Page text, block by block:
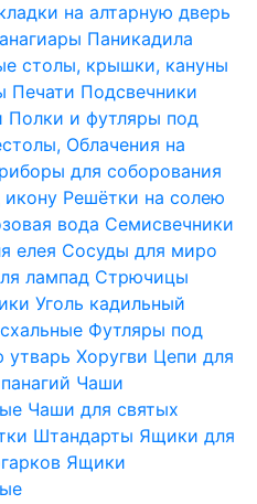
на алтарную дверь
Паникадила
столы, крышки, кануны
Печати Подсвечники
Полки и футляры под
Облачения на
для соборования
Решётки на солею
вода Семисвечники
елея Сосуды для миро
лампад Стрючицы
Уголь кадильный
Футляры под
утварь Хоругви Цепи для
Чаши
Чаши для святых
Штандарты Ящики для
Ящики